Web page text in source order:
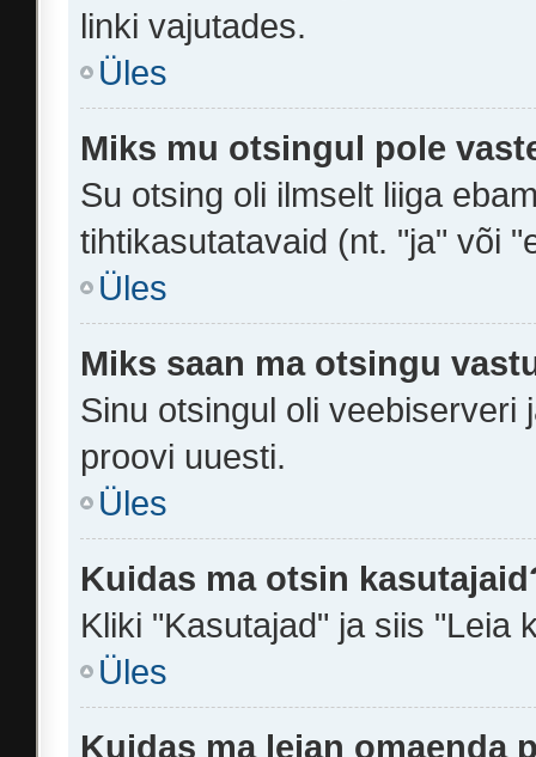
linki vajutades.
Üles
Miks mu otsingul pole
Su otsing oli ilmselt liiga
tihtikasutatavaid (nt. "ja" või
Üles
Miks saan ma otsingu
Sinu otsingul oli veebiserveri
proovi uuesti.
Üles
Kuidas ma otsin
Kliki "Kasutajad" ja siis "Leia
Üles
Kuidas ma leian omaenda